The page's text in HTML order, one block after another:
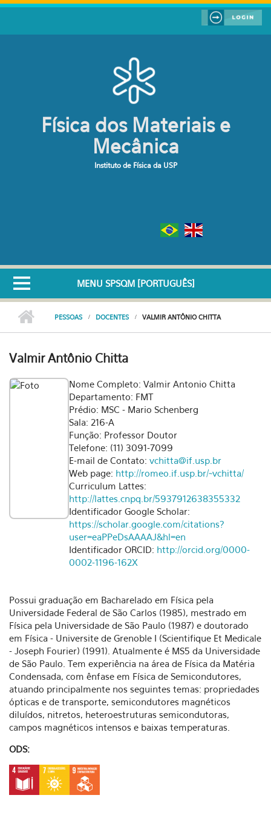
Pular para o conteúdo principal
Física dos Materiais e
Mecânica
Instituto de Física da USP
MENU SPSQM [PORTUGUÊS]
PESSOAS DOCENTES VALMIR ANTÔNIO CHITTA
Valmir Antônio Chitta
Nome Completo: Valmir Antonio Chitta
Departamento: FMT
Prédio: MSC - Mario Schenberg
Sala: 216-A
Função: Professor Doutor
Telefone: (11) 3091-7099
E-mail de Contato:vchitta@if.usp.br
Web page: http://romeo.if.usp.br/~vchitta/
Curriculum Lattes:
http://lattes.cnpq.br/5937912638355332
Identificador Google Scholar:
https://scholar.google.com/citations?
user=eaPPeDsAAAAJ&hl=en
Identificador ORCID: http://orcid.org/0000-
0002-1196-162X
Possui graduação em Bacharelado em Física pela
Universidade Federal de São Carlos (1985), mestrado em
Física pela Universidade de São Paulo (1987) e doutorado
em Física - Universite de Grenoble I (Scientifique Et Medicale
- Joseph Fourier) (1991). Atualmente é MS5 da Universidade
de São Paulo. Tem experiência na área de Física da Matéria
Condensada, com ênfase em Física de Semicondutores,
atuando principalmente nos seguintes temas: propriedades
ópticas e de transporte, semicondutores magnéticos
diluídos, nitretos, heteroestruturas semicondutoras,
campos magnéticos intensos e baixas temperaturas.
ODS: